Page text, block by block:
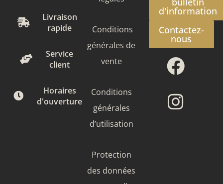
Livraison
rapide
Service
client
Horaires
d'ouverture
Conditions
générales de
vente
Conditions
générales
d’utilisation
Protection
des données
d'information
Contactez-
nous